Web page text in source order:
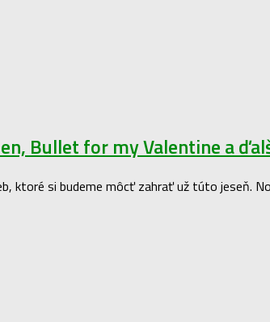
Bullet for my Valentine a
ktoré si budeme môcť zahrať už túto jeseň.